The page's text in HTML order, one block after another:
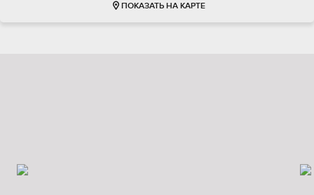
ПОКАЗАТЬ НА КАРТЕ